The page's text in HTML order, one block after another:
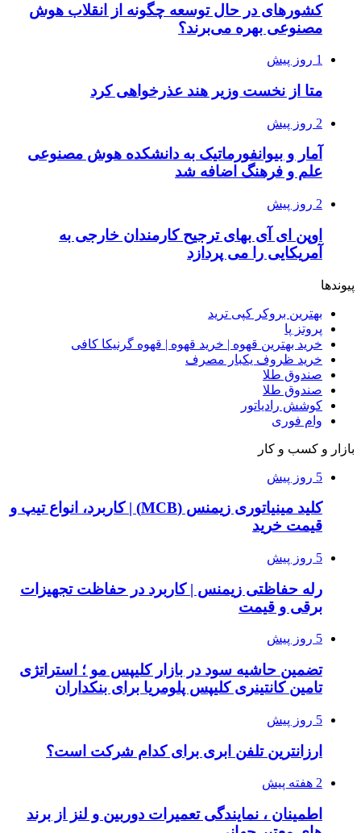
کشورهای در حال توسعه چگونه از انقلاب هوش
مصنوعی بهره می‌برند؟
1 روز پیش
متا از نخست وزیر هند عذرخواهی کرد
2 روز پیش
آمار و بیوانفورماتیک به دانشکده هوش مصنوعی
علم و فرهنگ اضافه شد
2 روز پیش
اوپن ای آی بهای ترجیح کارمندان خارجی به
آمریکایی را می پردازد
پیوندها
بهترین بروکر کپی ترید
پروتز پا
خرید بهترین قهوه | خرید قهوه | قهوه گرنیکا کافی
خرید ظروف یکبار مصرف
صندوق طلا
صندوق طلا
کوشش رادیاتور
وام فوری
بازار و کسب و کار
5 روز پیش
کلید مینیاتوری زیمنس (MCB) | کاربرد، انواع تیپ و
قیمت خرید
5 روز پیش
رله حفاظتی زیمنس | کاربرد در حفاظت تجهیزات
برقی و قیمت
5 روز پیش
تضمین حاشیه سود در بازار کلیپس مو ؛ استراتژی
تامین کانتینری کلیپس پلومریا برای بنکداران
5 روز پیش
ارزانترین تلفن ابری برای کدام شرکت است؟
2 هفته پیش
اطمینان ، نمایندگی تعمیرات دوربین و لنز از برند